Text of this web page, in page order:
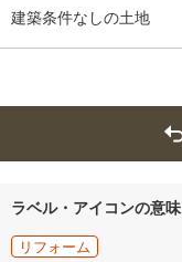
建築条件なしの土地
ラベル・アイコンの意味
リフォーム